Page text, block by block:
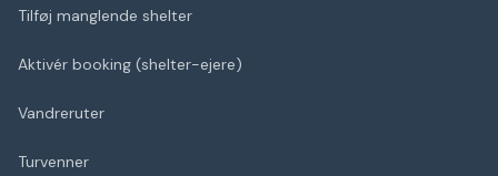
Tilføj manglende shelter
Aktivér booking (shelter-ejere)
Vandreruter
Turvenner